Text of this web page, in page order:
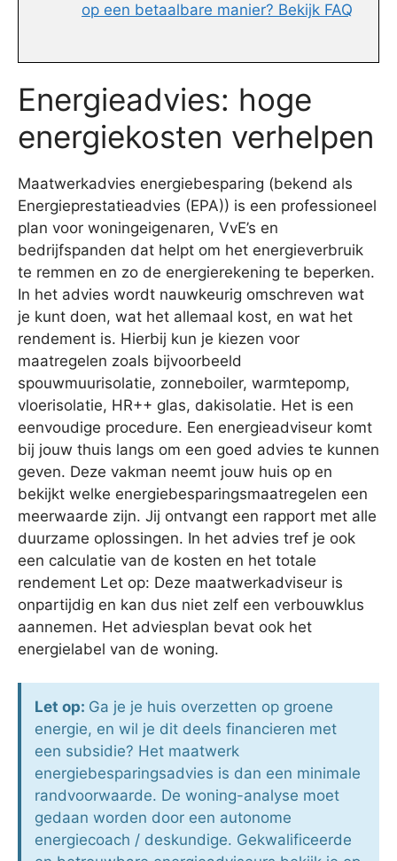
op een betaalbare manier? Bekijk FAQ
Energieadvies: hoge
energiekosten verhelpen
Maatwerkadvies energiebesparing (bekend als
Energieprestatieadvies (EPA)) is een professioneel
plan voor woningeigenaren, VvE’s en
bedrijfspanden dat helpt om het energieverbruik
te remmen en zo de energierekening te beperken.
In het advies wordt nauwkeurig omschreven wat
je kunt doen, wat het allemaal kost, en wat het
rendement is. Hierbij kun je kiezen voor
maatregelen zoals bijvoorbeeld
spouwmuurisolatie, zonneboiler, warmtepomp,
vloerisolatie, HR++ glas, dakisolatie. Het is een
eenvoudige procedure. Een energieadviseur komt
bij jouw thuis langs om een goed advies te kunnen
geven. Deze vakman neemt jouw huis op en
bekijkt welke energiebesparingsmaatregelen een
meerwaarde zijn. Jij ontvangt een rapport met alle
duurzame oplossingen. In het advies tref je ook
een calculatie van de kosten en het totale
rendement Let op: Deze maatwerkadviseur is
onpartijdig en kan dus niet zelf een verbouwklus
aannemen. Het adviesplan bevat ook het
energielabel van de woning.
Let op: Ga je je huis overzetten op groene
energie, en wil je dit deels financieren met
een subsidie? Het maatwerk
energiebesparingsadvies is dan een minimale
randvoorwaarde. De woning-analyse moet
gedaan worden door een autonome
energiecoach / deskundige. Gekwalificeerde